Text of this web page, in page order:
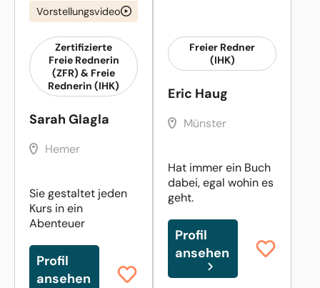
Vorstellungsvideo
Zertifizierte
Freie Rednerin
(ZFR) & Freie
Rednerin (IHK)
Sarah Glagla
Hemer
Sie gestaltet jeden
Kurs in ein
Abenteuer
Profil
ansehen
Freier Redner
(IHK)
Eric Haug
Münster
Hat immer ein Buch
dabei, egal wohin es
geht.
Profil
ansehen